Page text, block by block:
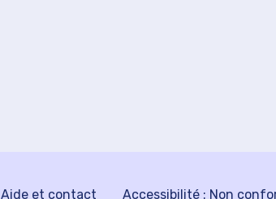
Aide et contact Accessibilité : Non